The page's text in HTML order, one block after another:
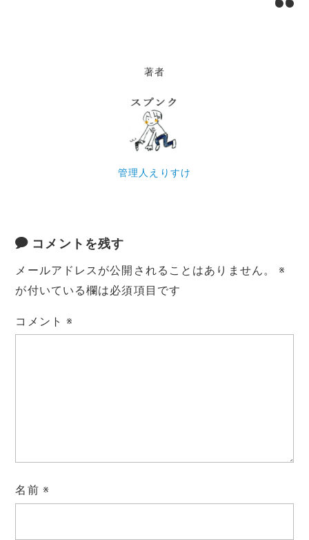
著者
管理人えりすけ
コメントを残す
メールアドレスが公開されることはありません。
※
が付いている欄は必須項目です
コメント※
名前 ※